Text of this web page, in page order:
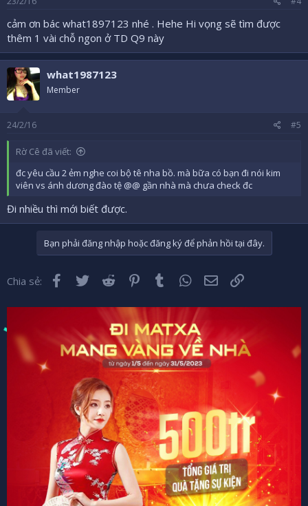
cảm ơn bác what1897123 nhé . Hehe Hi vọng sẽ tìm được
thêm 1 vài chỗ ngon ở TD Q9 này
what1987123
Member
24/2/16 #5
Rờ Cê đã viết:
đc yêu cầu 2 ẻm nghe coi bộ tê nha bồ. mà bữa có bạn đi nói kim
viên vs ánh dương đào tệ @@ gần nhà mà chưa check đc
Đi nhiều thì mới biết được.
Bạn phải đăng nhập hoặc đăng ký để phản hồi tại đây.
Chia sẻ: Facebook
Twitter Reddit Pinterest
Tumblr WhatsApp
Email